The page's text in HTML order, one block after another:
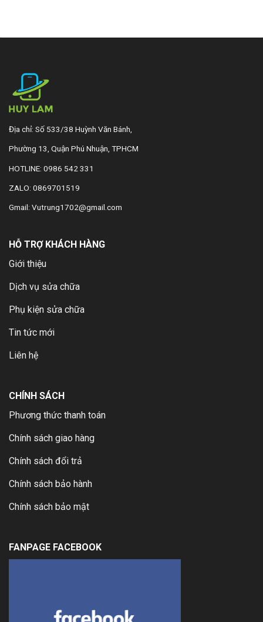
Địa chỉ: Số 533/38 Huỳnh Văn Bánh,
Phường 13, Quận Phú Nhuận, TPHCM
HOTLINE: 0986 542 331
ZALO: 0869701519
Gmail: Vutrung1702@gmail.com
HỖ TRỢ KHÁCH HÀNG
Giới thiệu
Dịch vụ sửa chữa
Phụ kiện sửa chữa
Tin tức mới
Liên hệ
CHÍNH SÁCH
Phương thức thanh toán
Chính sách giao hàng
Chính sách đổi trả
Chính sách bảo hành
Chính sách bảo mật
FANPAGE FACEBOOK